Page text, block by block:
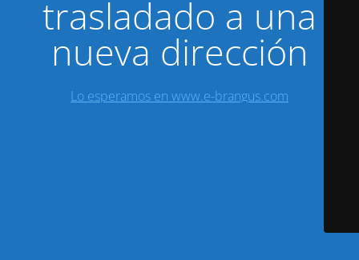
trasladado a una
nueva dirección
Lo esperamos en www.e-brangus.com